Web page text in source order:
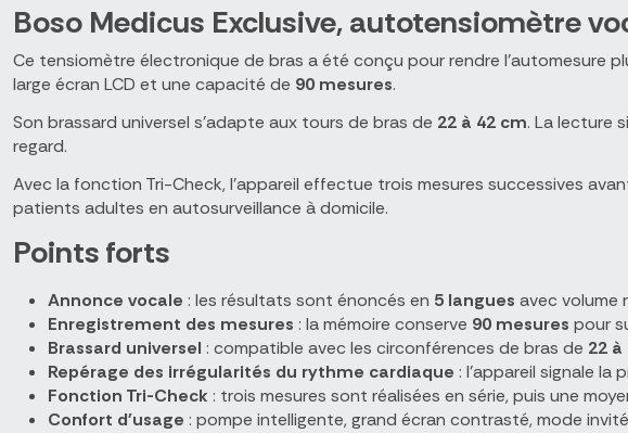
Boso Medicus Exclusive, autotensiomètre
Ce tensiomètre électronique de bras a été conçu pour rendre l'automesure
large écran LCD et une capacité de 90 mesures.
Son brassard universel s'adapte aux tours de bras de 22 à 42 cm. La lecture
regard.
Avec la fonction Tri-Check, l'appareil effectue trois mesures successives
patients adultes en autosurveillance à domicile.
Points forts
Annonce vocale : les résultats sont énoncés en 5 langues avec volume
Enregistrement des mesures : la mémoire conserve 90 mesures pour
Brassard universel : compatible avec les circonférences de bras de 22 à
Repérage des irrégularités du rythme cardiaque : l'appareil signale la
Fonction Tri-Check : trois mesures sont réalisées en série, puis une
Confort d'usage : pompe intelligente, grand écran contrasté, mode